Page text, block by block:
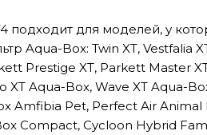
подходит для моделей, у
Aqua-Box: Twin XT, Vestfalia
Prestige XT, Parkett Master
Aqua-Box, Wave XT Aqua-
Amfibia Pet, Perfect Air Animal
Compact, Cycloon Hybrid